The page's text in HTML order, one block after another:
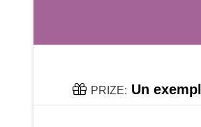
PRIZE: Un